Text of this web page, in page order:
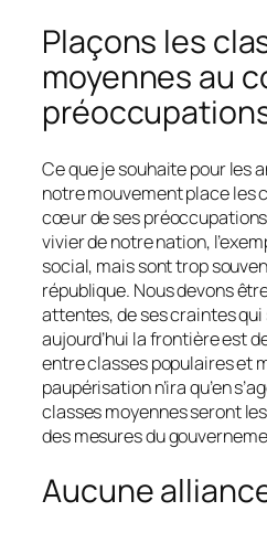
Plaçons les
moyennes au
Ce que je souhaite pour les
notre mouvement place les
cœur de ses
vivier de notre nation,
social, mais sont trop
république. Nous devons
attentes, de ses craintes
aujourd’hui la frontière est
entre classes populaires et
paupérisation n’ira qu’en
classes moyennes seront
des mesures du
Aucune